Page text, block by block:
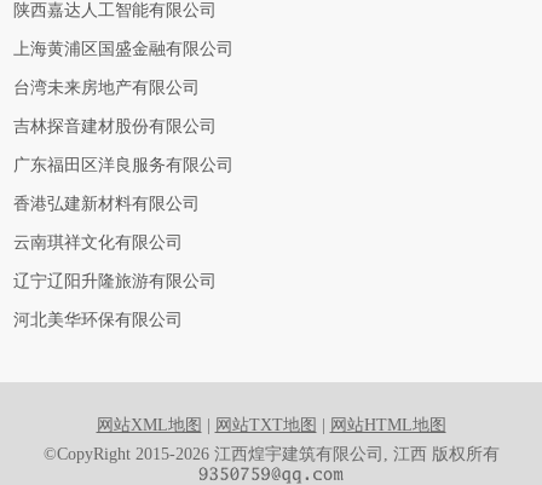
陕西嘉达人工智能有限公司
上海黄浦区国盛金融有限公司
台湾未来房地产有限公司
吉林探音建材股份有限公司
广东福田区洋良服务有限公司
香港弘建新材料有限公司
云南琪祥文化有限公司
辽宁辽阳升隆旅游有限公司
河北美华环保有限公司
网站XML地图 网站TXT地图
网站HTML地图
©CopyRight 2015-2026 江西煌宇建筑有限公司, 江西 版权所有